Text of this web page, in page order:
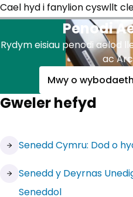
Cael hyd i fanylion cyswllt
Penodi
Rydym eisiau penodi aelod
ac
Mwy o
Gweler hefyd
Senedd Cymru: Dod o
(yn agor mewn tab newydd)
Senedd y Deyrnas
Seneddol
(yn agor mewn tab newydd)